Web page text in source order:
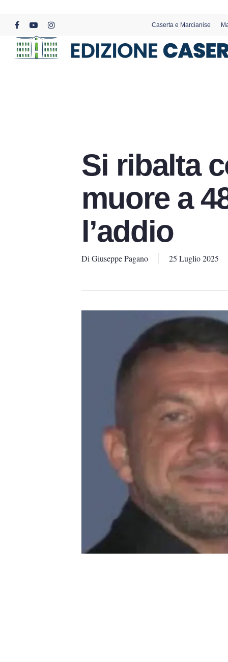
content
facebookyoutubeinstagram
Caserta e Marcianise
Si ribalta
muore a
l’addio
Di Giuseppe Pagano 25 Luglio 2025